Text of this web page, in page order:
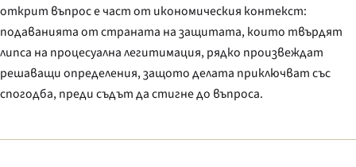
открит въпрос е част от икономическия контекст:
подаванията от страната на защитата, които твърдят
липса на процесуална легитимация, рядко произвеждат
решаващи определения, защото делата приключват със
спогодба, преди съдът да стигне до въпроса.